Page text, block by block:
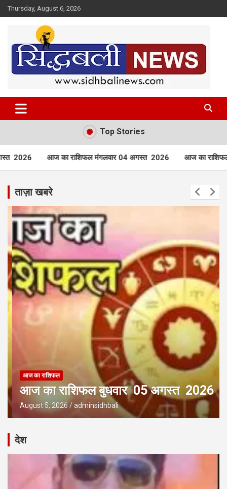
Skip
to
Thursday, August 6, 2026
Sidhbali News
Top Stories
मंगलवार 04 अगस्त 2026 आज का राशिफल रविवार 02 अगस्त 2026
ताज़ा खबरे
आज का राशिफल
आज का राशिफल बुधवार 05 अगस्त 2026
August 5, 2026 adminsidhbali
देश